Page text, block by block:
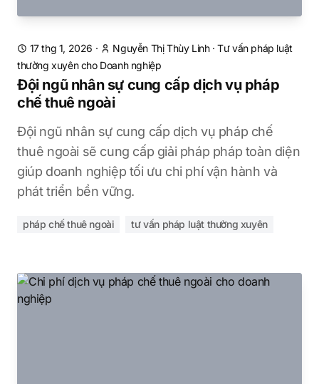
17 thg 1, 2026 · Nguyễn Thị Thùy Linh·Tư vấn pháp luật
thường xuyên cho Doanh nghiệp
Đội ngũ nhân sự cung cấp dịch vụ pháp
chế thuê ngoài
Đội ngũ nhân sự cung cấp dịch vụ pháp chế
thuê ngoài sẽ cung cấp giải pháp pháp toàn diện
giúp doanh nghiệp tối ưu chi phí vận hành và
phát triển bền vững.
pháp chế thuê ngoài tư vấn pháp luật thường xuyên